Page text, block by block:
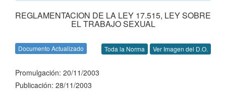
REGLAMENTACION DE LA LEY 17.515, LEY SOBRE
EL TRABAJO SEXUAL
Documento Actualizado Toda la Norma Ver Imagen del D.O.
Promulgación: 20/11/2003
Publicación: 28/11/2003